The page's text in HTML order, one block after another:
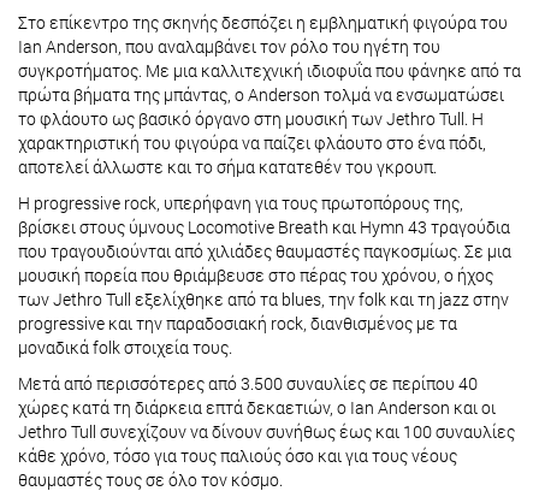
Στο επίκεντρο της σκηνής δεσπόζει η εμβληματική φιγούρα του
Ian Anderson, που αναλαμβάνει τον ρόλο του ηγέτη του
συγκροτήματος. Με μια καλλιτεχνική ιδιοφυΐα που φάνηκε από τα
πρώτα βήματα της μπάντας, ο Anderson τολμά να ενσωματώσει
το φλάουτο ως βασικό όργανο στη μουσική των Jethro Tull. Η
χαρακτηριστική του φιγούρα να παίζει φλάουτο στο ένα πόδι,
αποτελεί άλλωστε και το σήμα κατατεθέν του γκρουπ.
Η progressive rock, υπερήφανη για τους πρωτοπόρους της,
βρίσκει στους ύμνους Locomotive Breath και Hymn 43 τραγούδια
που τραγουδιούνται από χιλιάδες θαυμαστές παγκοσμίως. Σε μια
μουσική πορεία που θριάμβευσε στο πέρας του χρόνου, ο ήχος
των Jethro Tull εξελίχθηκε από τα blues, την folk και τη jazz στην
progressive και την παραδοσιακή rock, διανθισμένος με τα
μοναδικά folk στοιχεία τους.
Μετά από περισσότερες από 3.500 συναυλίες σε περίπου 40
χώρες κατά τη διάρκεια επτά δεκαετιών, ο Ian Anderson και οι
Jethro Tull συνεχίζουν να δίνουν συνήθως έως και 100 συναυλίες
κάθε χρόνο, τόσο για τους παλιούς όσο και για τους νέους
θαυμαστές τους σε όλο τον κόσμο.